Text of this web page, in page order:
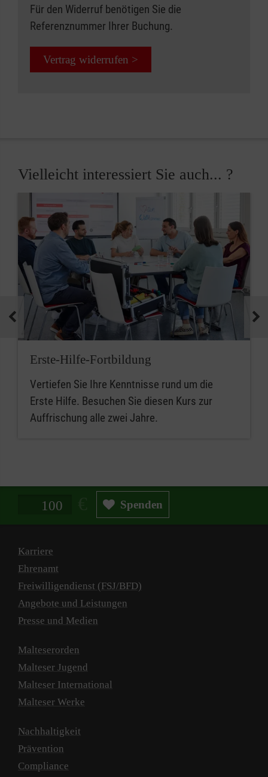
Für den Widerruf benötigen Sie die
Referenznummer Ihrer Buchung.
Vertrag widerrufen >
Vielleicht interessiert Sie auch... ?
Erste-Hilfe-Fortbildung
Vertiefen Sie Ihre Kenntnisse rund um die
Erste Hilfe. Besuchen Sie diesen Kurs zur
Auffrischung alle zwei Jahre.
Spendenbetrag in Euro Spenden
Karriere
Ehrenamt
Freiwilligendienst (FSJ/BFD)
Angebote und Leistungen
Presse und Medien
Malteserorden
Malteser Jugend
Malteser International
Malteser Werke
Nachhaltigkeit
Prävention
Compliance